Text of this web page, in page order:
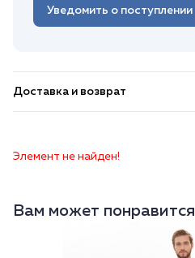
Уведомить о поступлении
Доставка и возврат
Элемент не найден!
Вам может понравится